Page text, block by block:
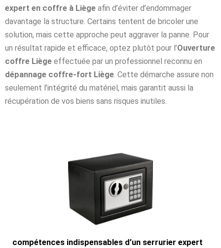
expert en coffre à Liège afin d’éviter d’endommager
davantage la structure. Certains tentent de bricoler une
solution, mais cette approche peut aggraver la panne. Pour
un résultat rapide et efficace, optez plutôt pour l’Ouverture
coffre Liège effectuée par un professionnel reconnu en
dépannage coffre-fort Liège. Cette démarche assure non
seulement l’intégrité du matériel, mais garantit aussi la
récupération de vos biens sans risques inutiles.
compétences indispensables d’un serrurier expert